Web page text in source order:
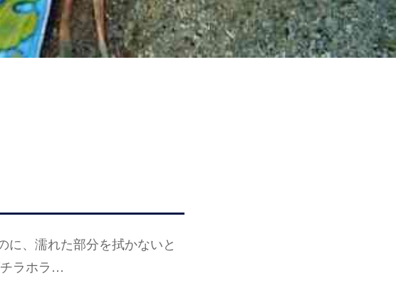
に、濡れた部分を拭かないと
ラホラ…